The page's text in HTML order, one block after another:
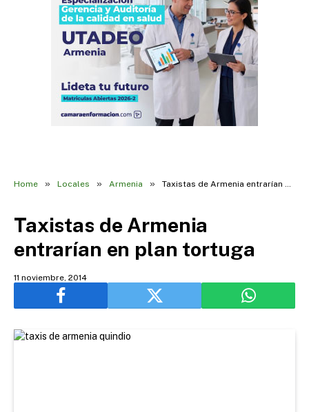
Home » Locales » Armenia » Taxistas de Armenia entrarían en plan tortuga
Taxistas de Armenia
entrarían en plan tortuga
11 noviembre, 2014